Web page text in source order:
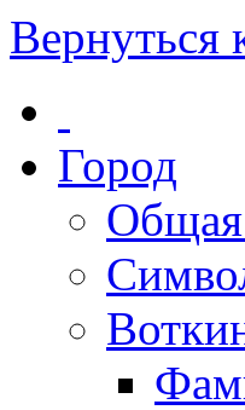
Вернуться
Город